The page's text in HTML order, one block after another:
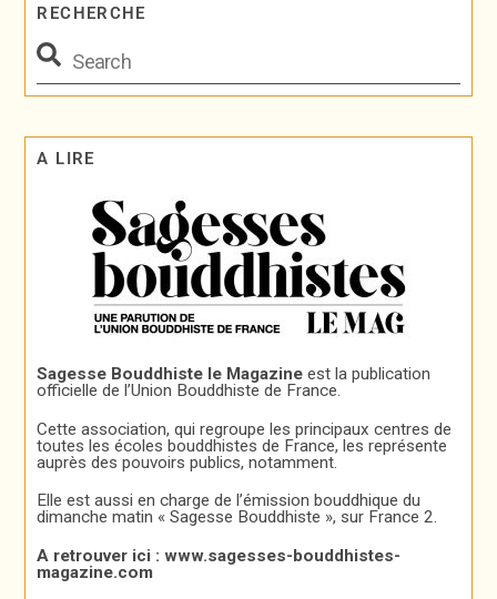
RECHERCHE
A LIRE
Sagesse Bouddhiste le Magazine est la publication
officielle de l’Union Bouddhiste de France.
Cette association, qui regroupe les principaux centres de
toutes les écoles bouddhistes de France, les représente
auprès des pouvoirs publics, notamment.
Elle est aussi en charge de l’émission bouddhique du
dimanche matin « Sagesse Bouddhiste », sur France 2.
A retrouver ici :www.sagesses-bouddhistes-
magazine.com